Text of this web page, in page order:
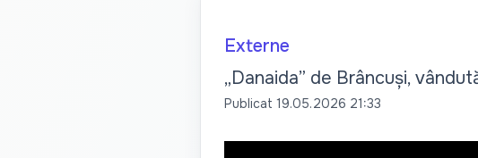
Externe
„Danaida” de Brâncuși,
Publicat 19.05.2026 21:33